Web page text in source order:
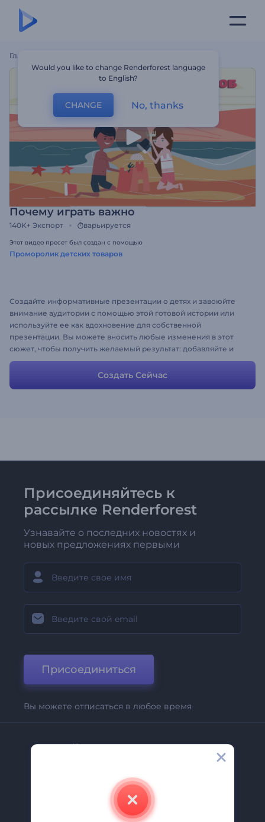
Главная
Почему играть важно
140K+ Экспорт варьируется
Этот видео пресет был создан с помощью
Проморолик детских товаров
Создайте информативные презентации о детях и завоюйте
внимание аудитории с помощью этой готовой истории или
используйте ее как вдохновение для собственной
презентации. Вы можете вносить любые изменения в этот
сюжет, чтобы получить желаемый результат: добавляйте и
настраивайте сцены или удалять те, которые вам не нужны.
Создать Сейчас
Присоединяйтесь к
рассылке Renderforest
Узнавайте о последних новостях и
новых предложениях первыми
Присоединиться
Вы можете отписаться в любое время
Компания
Свяжитесь С Нами
Would you like to change Renderforest language
to English?
CHANGE No, thanks